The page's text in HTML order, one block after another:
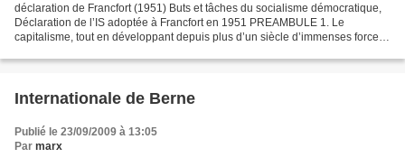
déclaration de Francfort (1951) Buts et tâches du socialisme démocratique,
Déclaration de l’IS adoptée à Francfort en 1951 PREAMBULE 1. Le
capitalisme, tout en développant depuis plus d’un siècle d’immenses forces
Internationale de Berne
Publié le 23/09/2009 à 13:05
Par marx